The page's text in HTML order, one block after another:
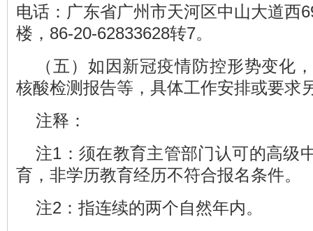
电话：广东省广州市天河区中山大道西
楼，86-20-62833628转7。
（五）如因新冠疫情防控形势变化
核酸检测报告等，具体工作安排或要求
注释：
注1：须在教育主管部门认可的高级
育，非学历教育经历不符合报名条件。
注2：指连续的两个自然年内。